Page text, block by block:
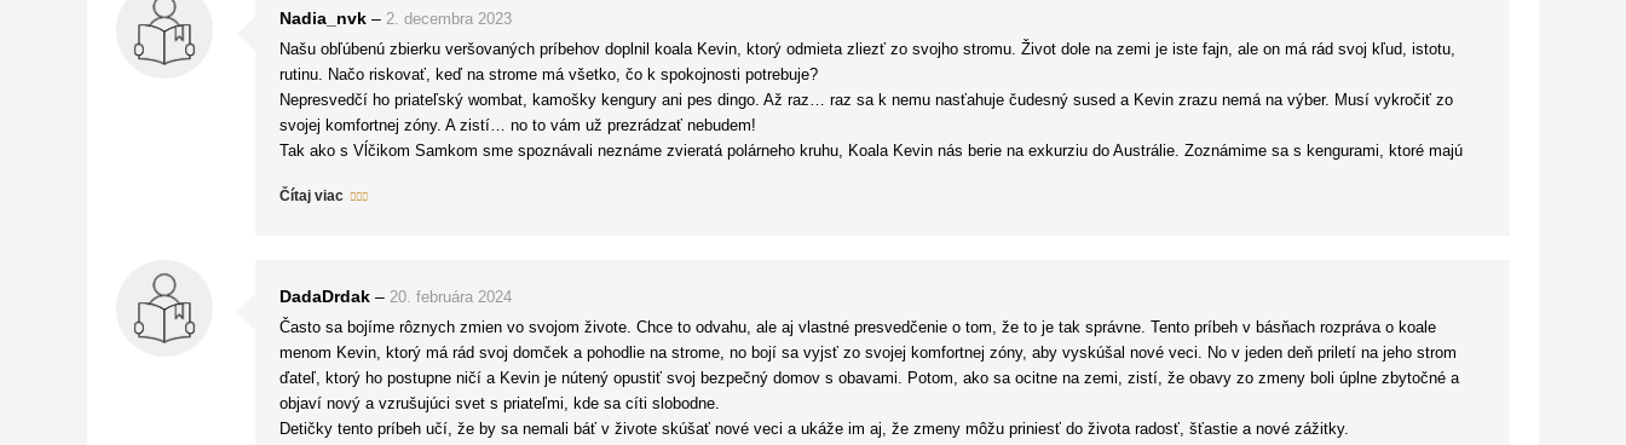
Nadia_nvk – 2. decembra 2023
Našu obľúbenú zbierku veršovaných príbehov doplnil koala Kevin, ktorý odmieta zliezť zo svojho stromu. Život dole na zemi je iste fajn, ale on má rád svoj kľud, istotu,
rutinu. Načo riskovať, keď na strome má všetko, čo k spokojnosti potrebuje?
Nepresvedčí ho priateľský wombat, kamošky kengury ani pes dingo. Až raz… raz sa k nemu nasťahuje čudesný sused a Kevin zrazu nemá na výber. Musí vykročiť zo
svojej komfortnej zóny. A zistí… no to vám už prezrádzať nebudem!
Tak ako s Vĺčikom Samkom sme spoznávali neznáme zvieratá polárneho kruhu, Koala Kevin nás berie na exkurziu do Austrálie. Zoznámime sa s kengurami, ktoré majú
Deti sa opäť nadchýnali vtipnými a rozkošnými obrázkami a mimoriadne ich pobavilo, keď zistili, že Kevin má v knižnici na strome Leva v srdci – jednu z knižiek tejto
Čítaj viac
DadaDrdak – 20. februára 2024
Často sa bojíme rôznych zmien vo svojom živote. Chce to odvahu, ale aj vlastné presvedčenie o tom, že to je tak správne. Tento príbeh v básňach rozpráva o koale
menom Kevin, ktorý má rád svoj domček a pohodlie na strome, no bojí sa vyjsť zo svojej komfortnej zóny, aby vyskúšal nové veci. No v jeden deň priletí na jeho strom
ďateľ, ktorý ho postupne ničí a Kevin je nútený opustiť svoj bezpečný domov s obavami. Potom, ako sa ocitne na zemi, zistí, že obavy zo zmeny boli úplne zbytočné a
objaví nový a vzrušujúci svet s priateľmi, kde sa cíti slobodne.
Detičky tento príbeh učí, že by sa nemali báť v živote skúšať nové veci a ukáže im aj, že zmeny môžu priniesť do života radosť, šťastie a nové zážitky.